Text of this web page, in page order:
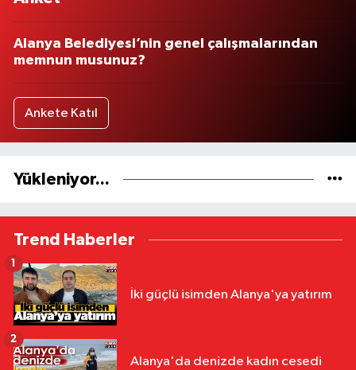
Alanya Belediyesi’nin genel çalışmalarından
memnun musunuz?
Ankete Katıl
Yükleniyor...
Trend Haberler
İki güçlü isimden Alanya'ya yatırım
1
Alanya'da denizde kadın cesedi
2